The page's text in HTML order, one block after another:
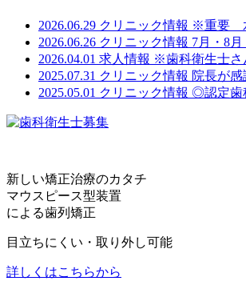
2026.06.29 クリニック情報 ※重要
2026.06.26 クリニック情報 7月・8
2026.04.01 求人情報 ※歯科衛生士さ
2025.07.31 クリニック情報 院長が
2025.05.01 クリニック情報 ◎認定歯
新しい矯正治療のカタチ
マウスピース型装置
による歯列矯正
目立ちにくい・取り外し可能
詳しくはこちらから